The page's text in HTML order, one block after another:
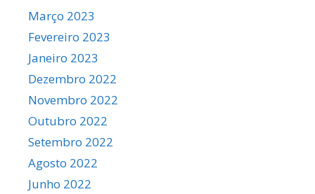
Março 2023
Fevereiro 2023
Janeiro 2023
Dezembro 2022
Novembro 2022
Outubro 2022
Setembro 2022
Agosto 2022
Junho 2022